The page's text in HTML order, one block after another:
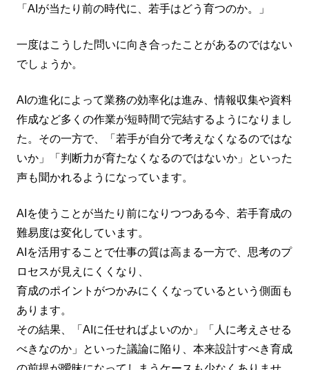
「AIが当たり前の時代に、若手はどう育つのか。」
一度はこうした問いに向き合ったことがあるのではない
でしょうか。
AIの進化によって業務の効率化は進み、情報収集や資料
作成など多くの作業が短時間で完結するようになりまし
た。その一方で、「若手が自分で考えなくなるのではな
いか」「判断力が育たなくなるのではないか」といった
声も聞かれるようになっています。
AIを使うことが当たり前になりつつある今、若手育成の
難易度は変化しています。
AIを活用することで仕事の質は高まる一方で、思考のプ
ロセスが見えにくくなり、
育成のポイントがつかみにくくなっているという側面も
あります。
その結果、「AIに任せればよいのか」「人に考えさせる
べきなのか」といった議論に陥り、本来設計すべき育成